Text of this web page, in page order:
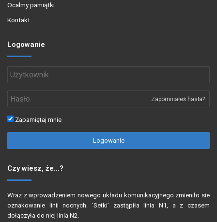
Ocalmy pamiątki
Kontakt
Logowanie
Zapomniałeś hasła?
Zapamiętaj mnie
Logowanie
Czy wiesz, że…?
Wraz z wprowadzeniem nowego układu komunikacyjnego zmieniło sie
oznakowanie linii nocnych. 'Setki’ zastąpiła linia N1, a z czasem
dołączyła do niej linia N2.